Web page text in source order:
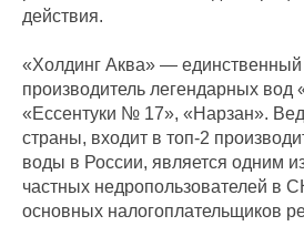
действия.
«Холдинг Аква» —
производитель легендарных вод
«Ессентуки № 17», «Нарзан».
страны, входит в топ-2
воды в России, является одним
частных недропользователей в
основных налогоплательщиков